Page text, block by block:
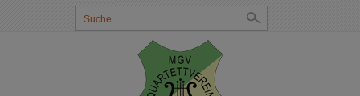
Suchbegriff
eingeben: